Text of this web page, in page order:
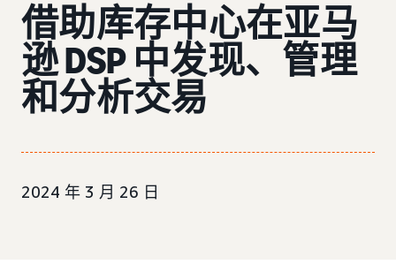
借助库存中心在亚马
逊 DSP 中发现、管理
和分析交易
2024 年 3 月 26 日